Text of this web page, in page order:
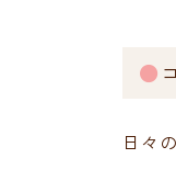
●
日々